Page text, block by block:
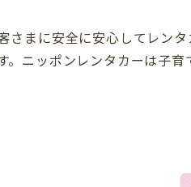
さまに安全に安心してレン
ニッポンレンタカーは子育